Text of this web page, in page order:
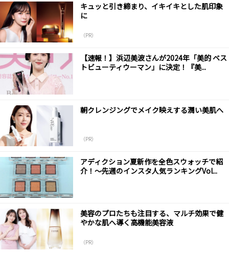
キュッと引き締まり、イキイキとした肌印象
に
（PR）
【速報！】浜辺美波さんが2024年「美的 ベス
トビューティウーマン」に決定！『美...
朝クレンジングでメイク映えする潤い美肌へ
（PR）
アディクション夏新作を全色スウォッチで紹
介！～先週のインスタ人気ランキングVol...
美容のプロたちも注目する、マルチ効果で健
やかな肌へ導く高機能美容液
（PR）